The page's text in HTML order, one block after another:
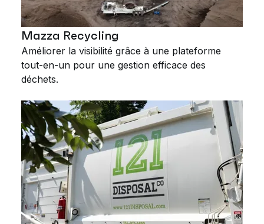
Mazza Recycling
Améliorer la visibilité grâce à une plateforme
tout-en-un pour une gestion efficace des
déchets.